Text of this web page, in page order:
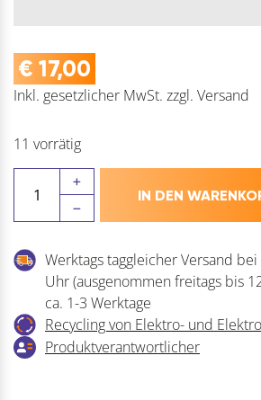
€ 17,00
Inkl. gesetzlicher MwSt. zzgl. Versand
11 vorrätig
OrgaTray
440
T
520
Silber
IN DEN
Werktags taggleicher Versand
Uhr (ausgenommen freitags bis
ca. 1-3 Werktage
Recycling von Elektro- und
Produktverantwortlicher